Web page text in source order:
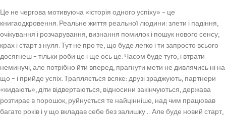
Це не чергова мотивуюча «історія одного успіху» – це
книгаодкровення. Реальне життя реальної людини: злети і падіння,
очікування і розчарування, визнання помилок і пошук нового сенсу,
крах і старт з нуля. Тут не про те, що буде легко і ти запросто всього
досягнеш – тільки роби це і ще ось це. Часом буде туго, і втрати
неминучі, але потрібно йти вперед, прагнути мети не дивлячись ні на
що – і прийде успіх. Трапляється всяке: друзі зраджують, партнери
«кидають», діти відвертаються, відносини закінчуються, держава
розтирає в порошок, руйнується те найцінніше, над чим працював
багато років і у що вкладав себе без залишку … Але буде новий старт,